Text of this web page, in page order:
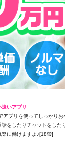
遣いアプリ
アプリを使ってしっかり
をしたりチャットをした
楽に働けますよ♪[18禁]